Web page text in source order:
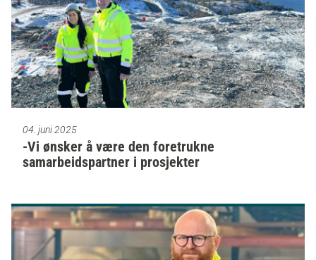
04. juni 2025
-Vi ønsker å være den foretrukne
samarbeidspartner i prosjekter